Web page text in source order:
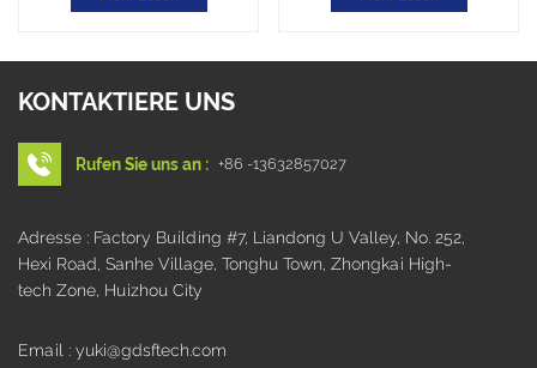
KONTAKTIERE UNS
Rufen Sie uns an : +86 -13632857027
Adresse : Factory Building #7, Liandong U Valley, No. 252,
Hexi Road, Sanhe Village, Tonghu Town, Zhongkai High-
tech Zone, Huizhou City
Email : yuki@gdsftech.com